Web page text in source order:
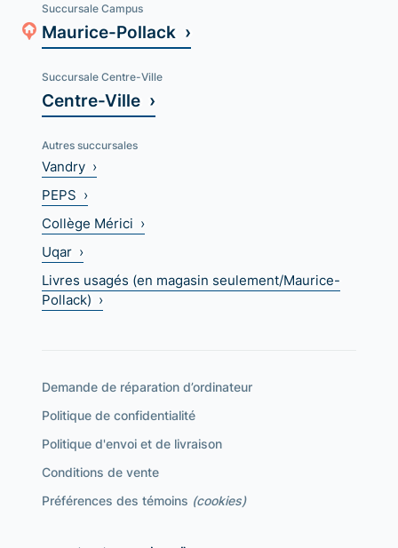
Succursale Campus
Maurice-Pollack ›
Succursale Centre-Ville
Centre-Ville ›
Autres succursales
Vandry ›
PEPS ›
Collège Mérici ›
Uqar ›
Livres usagés (en magasin seulement/Maurice-
Pollack) ›
Demande de réparation d’ordinateur
Politique de confidentialité
Politique d'envoi et de livraison
Conditions de vente
Préférences des témoins (cookies)